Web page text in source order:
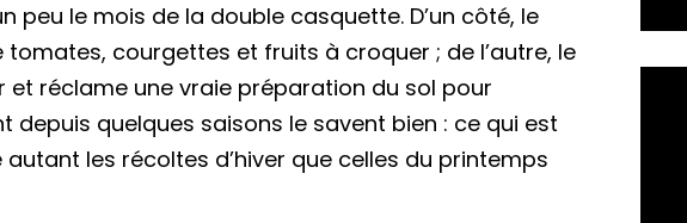
peu le mois de la double casquette. D’un côté, le
courgettes et fruits à croquer ; de l’autre, le
réclame une vraie préparation du sol pour
depuis quelques saisons le savent bien : ce qui est
les récoltes d’hiver que celles du printemps